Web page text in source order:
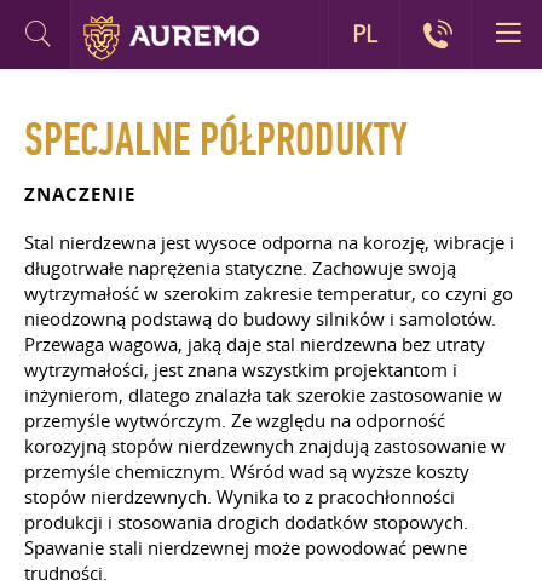
SPECJALNE PÓŁPRODUKTY
ZNACZENIE
Stal nierdzewna jest wysoce odporna na korozję, wibracje i
długotrwałe naprężenia statyczne. Zachowuje swoją
wytrzymałość w szerokim zakresie temperatur, co czyni go
nieodzowną podstawą do budowy silników i samolotów.
Przewaga wagowa, jaką daje stal nierdzewna bez utraty
wytrzymałości, jest znana wszystkim projektantom i
inżynierom, dlatego znalazła tak szerokie zastosowanie w
przemyśle wytwórczym. Ze względu na odporność
korozyjną stopów nierdzewnych znajdują zastosowanie w
przemyśle chemicznym. Wśród wad są wyższe koszty
stopów nierdzewnych. Wynika to z pracochłonności
produkcji i stosowania drogich dodatków stopowych.
Spawanie stali nierdzewnej może powodować pewne
trudności.
PL